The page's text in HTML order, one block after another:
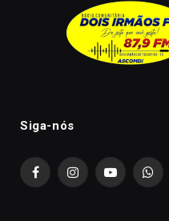
Siga-nós
FacebookInstagramYouTube